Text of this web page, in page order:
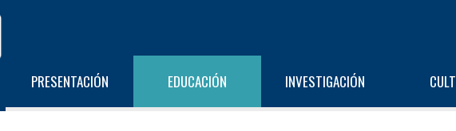
PRESENTACIÓN EDUCACIÓN INVESTIGACIÓN